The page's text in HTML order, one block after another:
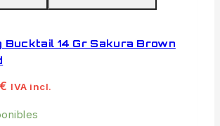
Bucktail 14 Gr Sakura Brown
€ IVA incl.